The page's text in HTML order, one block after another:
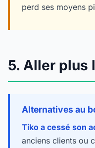
perd ses moyens
5. Aller plus
Alternatives au
Tiko a cessé son
anciens clients ou